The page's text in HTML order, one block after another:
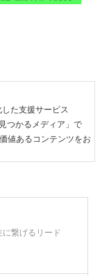
た支援サービス
つかるメディア」で
値あるコンテンツをお
に繋げるリード